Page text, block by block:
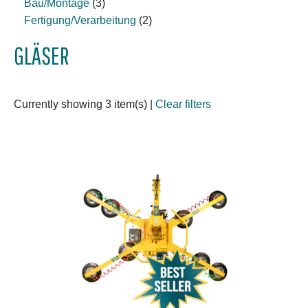
Bau/Montage (3)
Fertigung/Verarbeitung (2)
GLÄSER
Currently showing 3 item(s) Clear filters